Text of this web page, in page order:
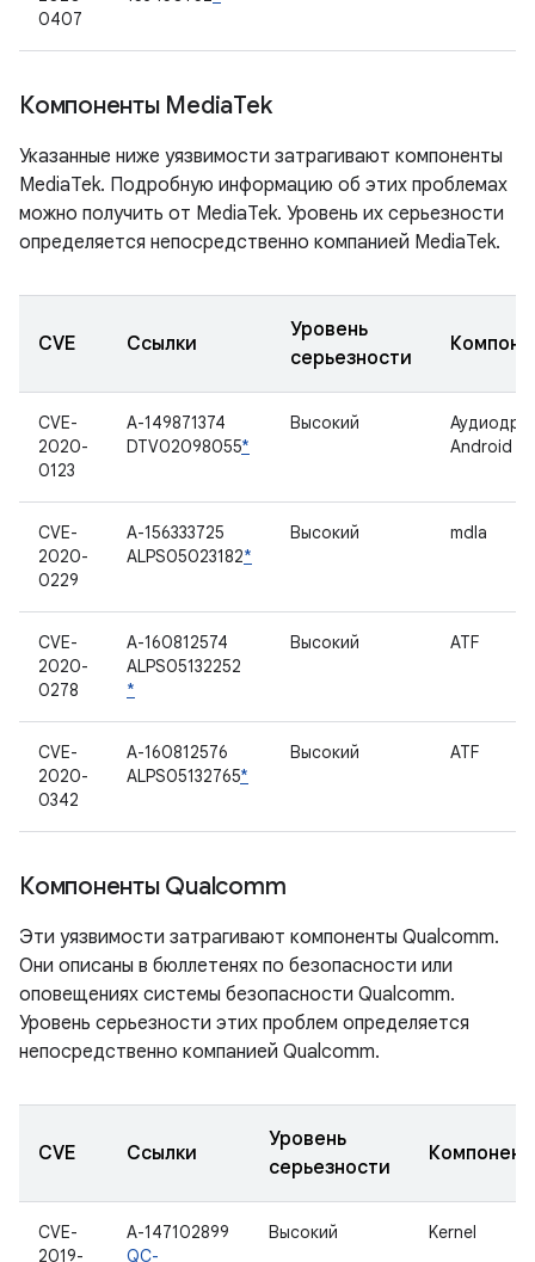
0407
Компоненты MediaTek
Указанные ниже уязвимости затрагивают компоненты
MediaTek. Подробную информацию об этих проблемах
можно получить от MediaTek. Уровень их серьезности
определяется непосредственно компанией MediaTek.
CVE Ссылки
Уровень
серьезности
CVE-
2020-
0123
A-149871374
DTV02098055*
Высокий
Android
CVE-
2020-
0229
A-156333725
ALPS05023182*
Высокий mdla
CVE-
2020-
0278
A-160812574
ALPS05132252
*
Высокий ATF
CVE-
2020-
0342
A-160812576
ALPS05132765*
Высокий ATF
Компоненты Qualcomm
Эти уязвимости затрагивают компоненты Qualcomm.
Они описаны в бюллетенях по безопасности или
оповещениях системы безопасности Qualcomm.
Уровень серьезности этих проблем определяется
непосредственно компанией Qualcomm.
CVE Ссылки
Уровень
серьезности
Компонент
CVE-
2019-
A-147102899
QC-
Высокий Kernel